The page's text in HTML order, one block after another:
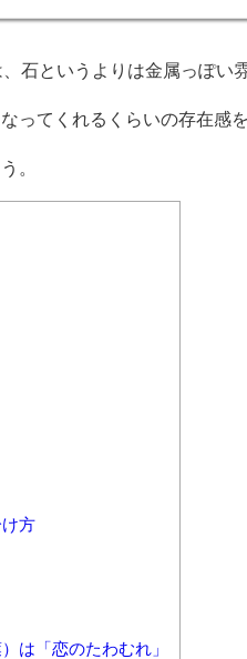
石というよりは金属っぽい
ってくれるくらいの存在感
。
方
は「恋のたわむれ」